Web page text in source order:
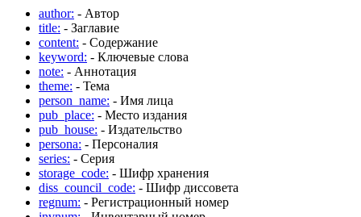
author: - Автор
title: - Заглавие
content: - Содержание
keyword: - Ключевые слова
note: - Аннотация
theme: - Тема
person_name: - Имя лица
pub_place: - Место издания
pub_house: - Издательство
persona: - Персоналия
series: - Серия
storage_code: - Шифр хранения
diss_council_code: - Шифр диссовета
regnum: - Регистрационный номер